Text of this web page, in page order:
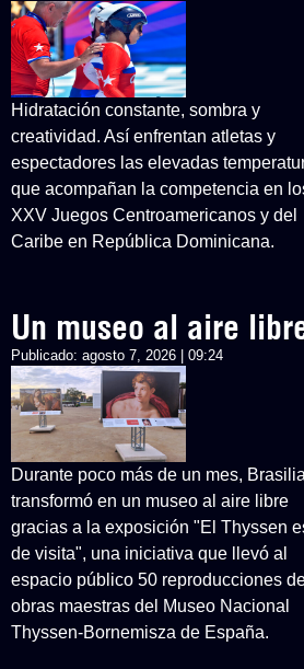
Hidratación constante, sombra y
creatividad. Así enfrentan atletas y
espectadores las elevadas
que acompañan la competencia en
XXV Juegos Centroamericanos y del
Caribe en República Dominicana.
Un museo al aire
Publicado: agosto 7, 2026 | 09:24
Durante poco más de un mes,
transformó en un museo al aire libre
gracias a la exposición "El Thyssen
de visita", una iniciativa que llevó al
espacio público 50 reproducciones
obras maestras del Museo Nacional
Thyssen-Bornemisza de España.